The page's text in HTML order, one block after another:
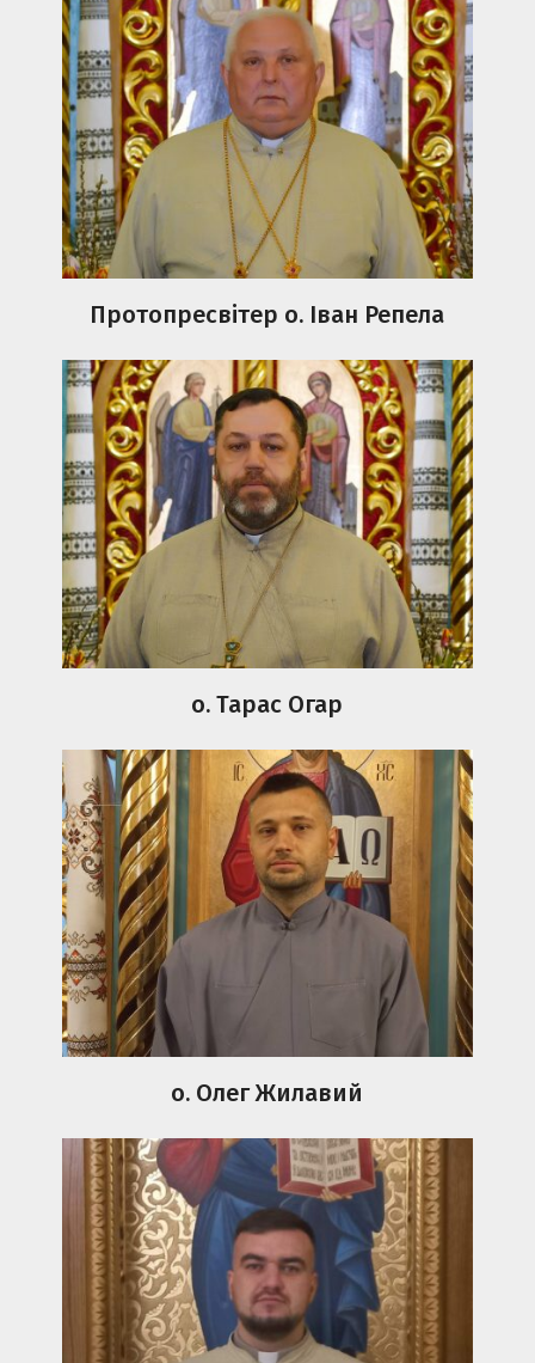
Протопресвітер о. Іван Репела
о. Тарас Огар
о. Олег Жилавий